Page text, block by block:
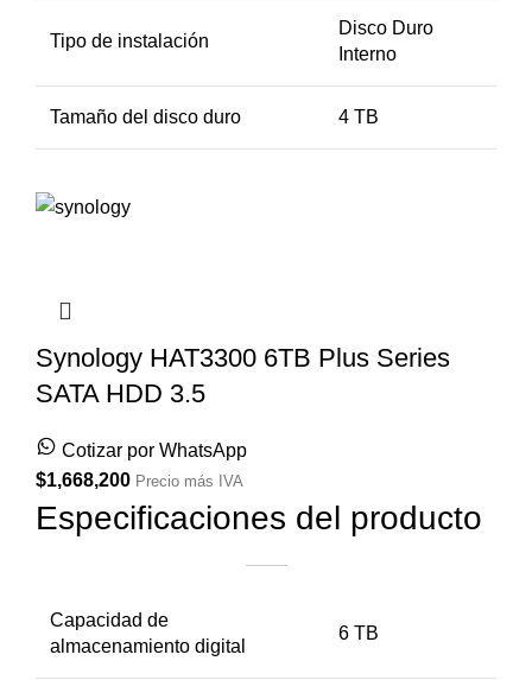
Tipo de instalación
Disco Duro
Interno
Tamaño del disco duro 4 TB
Synology HAT3300 6TB Plus Series
SATA HDD 3.5
Cotizar por WhatsApp
$1,668,200 Precio más IVA
Especificaciones del producto
Capacidad de
almacenamiento digital
6 TB